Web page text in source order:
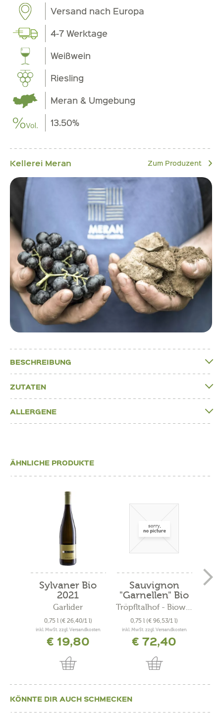
Versand nach Europa
4-7 Werktage
Weißwein
Riesling
Meran & Umgebung
13.50%
Kellerei Meran Zum Produzent
BESCHREIBUNG
ZUTATEN
ALLERGENE
ÄHNLICHE PRODUKTE
Sylvaner Bio
2021
Garlider
0,75 l (€ 26,40/1 l)
inkl. MwSt. zzgl. Versandkosten
€ 19,80
Sauvignon
"Garnellen" Bio
2019
Tröpfltalhof - Bioweinhof
0,75 l (€ 96,53/1 l)
inkl. MwSt. zzgl. Versandkosten
€ 72,40
KÖNNTE DIR AUCH SCHMECKEN